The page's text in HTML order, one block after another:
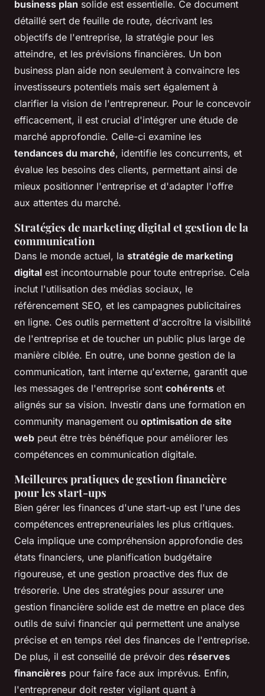
business plan solide est essentielle. Ce document
détaillé sert de feuille de route, décrivant les
objectifs de l'entreprise, la stratégie pour les
atteindre, et les prévisions financières. Un bon
business plan aide non seulement à convaincre les
investisseurs potentiels mais sert également à
clarifier la vision de l'entrepreneur. Pour le concevoir
efficacement, il est crucial d'intégrer une étude de
marché approfondie. Celle-ci examine les
tendances du marché, identifie les concurrents, et
évalue les besoins des clients, permettant ainsi de
mieux positionner l'entreprise et d'adapter l'offre
aux attentes du marché.
Stratégies de marketing digital et gestion de la
communication
Dans le monde actuel, la stratégie de marketing
digital est incontournable pour toute entreprise. Cela
inclut l'utilisation des médias sociaux, le
référencement SEO, et les campagnes publicitaires
en ligne. Ces outils permettent d'accroître la visibilité
de l'entreprise et de toucher un public plus large de
manière ciblée. En outre, une bonne gestion de la
communication, tant interne qu'externe, garantit que
les messages de l'entreprise sont cohérents et
alignés sur sa vision. Investir dans une formation en
community management ou optimisation de site
web peut être très bénéfique pour améliorer les
compétences en communication digitale.
Meilleures pratiques de gestion financière
pour les start-ups
Bien gérer les finances d'une start-up est l'une des
compétences entrepreneuriales les plus critiques.
Cela implique une compréhension approfondie des
états financiers, une planification budgétaire
rigoureuse, et une gestion proactive des flux de
trésorerie. Une des stratégies pour assurer une
gestion financière solide est de mettre en place des
outils de suivi financier qui permettent une analyse
précise et en temps réel des finances de l'entreprise.
De plus, il est conseillé de prévoir des réserves
financières pour faire face aux imprévus. Enfin,
l'entrepreneur doit rester vigilant quant à